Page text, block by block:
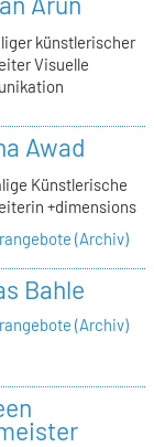
künstlerischer
Visuelle
Awad
Künstlerische
+dimensions
(Archiv)
Bahle
(Archiv)